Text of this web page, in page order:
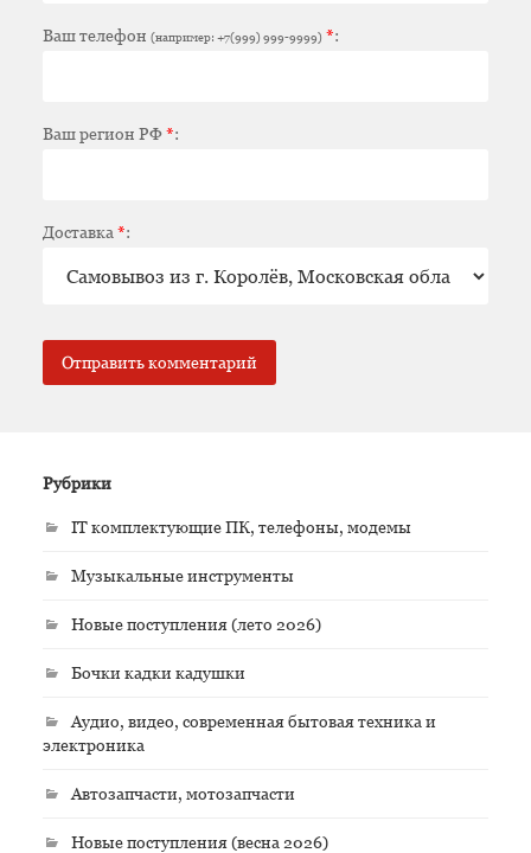
Ваш телефон (например: +7(999) 999-9999) *:
Ваш регион РФ*:
Доставка *:
Рубрики
IT комплектующие ПК, телефоны, модемы
Музыкальные инструменты
Новые поступления (лето 2026)
Бочки кадки кадушки
Аудио, видео, современная бытовая техника и
электроника
Автозапчасти, мотозапчасти
Новые поступления (весна 2026)